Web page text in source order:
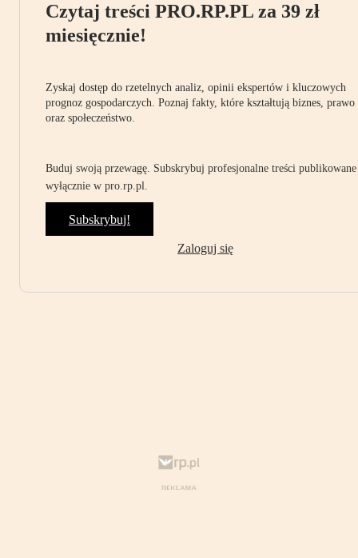
Czytaj treści PRO.RP.PL za 39 zł
miesięcznie!
Zyskaj dostęp do rzetelnych analiz, opinii ekspertów i kluczowych
prognoz gospodarczych. Poznaj fakty, które kształtują biznes, prawo
oraz społeczeństwo.
Buduj swoją przewagę. Subskrybuj profesjonalne treści publikowane
wyłącznie w pro.rp.pl.
Subskrybuj!
Zaloguj się